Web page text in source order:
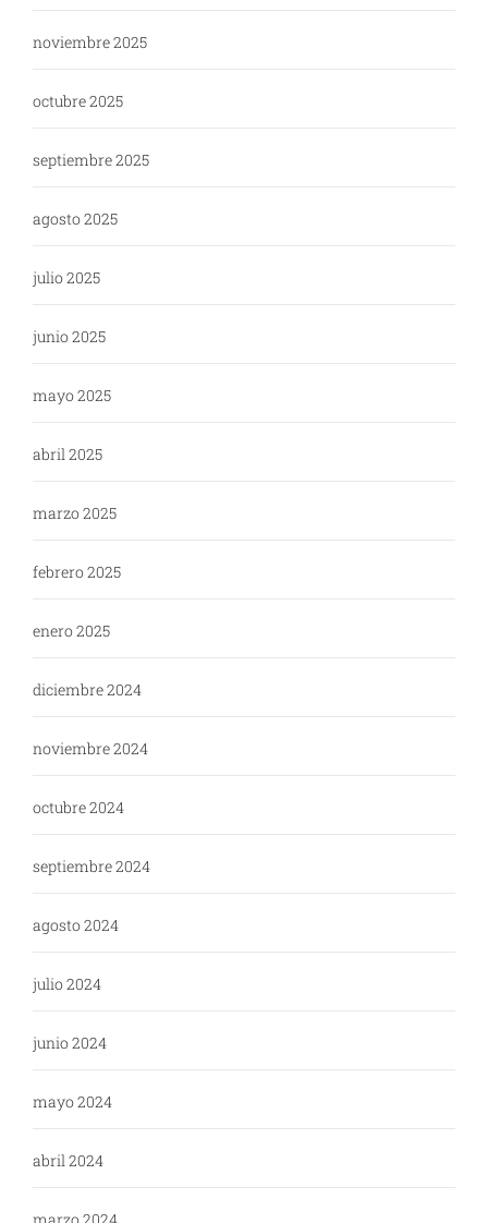
noviembre 2025
octubre 2025
septiembre 2025
agosto 2025
julio 2025
junio 2025
mayo 2025
abril 2025
marzo 2025
febrero 2025
enero 2025
diciembre 2024
noviembre 2024
octubre 2024
septiembre 2024
agosto 2024
julio 2024
junio 2024
mayo 2024
abril 2024